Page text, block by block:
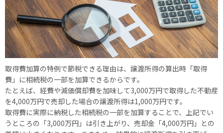
取得費加算の特例で節税できる理由は、譲渡所得の算出時「取得
費」に相続税の一部を加算できるからです。
たとえば、経費や減価償却費を加味して3,000万円で取得した不動産
を4,000万円で売却した場合の譲渡所得は1,000万円です。
取得費に実際に納税した相続税の一部を加算することで、上記でい
うところの「3,000万円」は引き上がり、売却金「4,000万円」との